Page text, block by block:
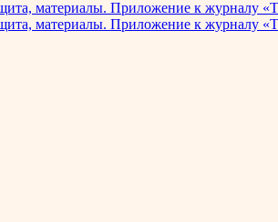
материалы. Приложение к журналу
материалы. Приложение к журналу